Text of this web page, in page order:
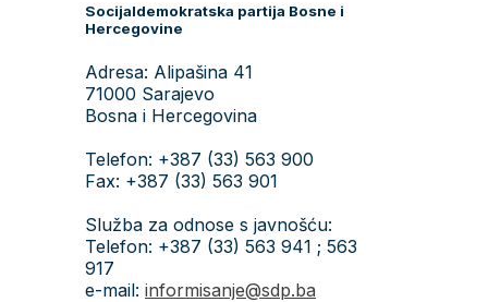
Socijaldemokratska partija Bosne i
Hercegovine
Adresa: Alipašina 41
71000 Sarajevo
Bosna i Hercegovina
Telefon: +387 (33) 563 900
Fax: +387 (33) 563 901
Služba za odnose s javnošću:
Telefon: +387 (33) 563 941 ; 563
917
e-mail: informisanje@sdp.ba